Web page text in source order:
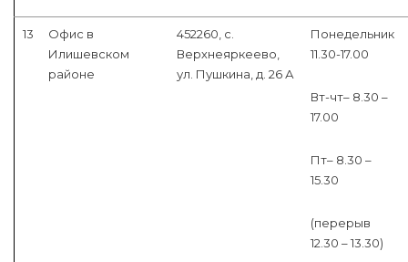
13
Офис в
Илишевском
районе
452260, с.
Верхнеяркеево,
ул. Пушкина, д. 26 А
Понедельник
11.30-17.00
Вт-чт– 8.30 –
17.00
Пт– 8.30 –
15.30
(перерыв
12.30 – 13.30)